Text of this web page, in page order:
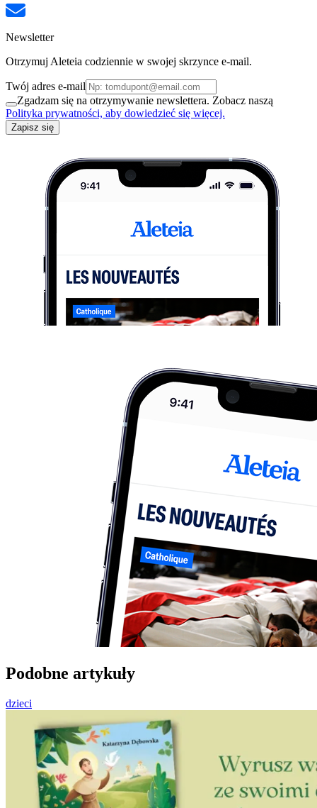
Newsletter
Otrzymuj Aleteia codziennie w swojej skrzynce e-mail.
Twój adres e-mail
Zgadzam się na otrzymywanie newslettera. Zobacz naszą
Polityka prywatności, aby dowiedzieć się więcej.
Zapisz się
Podobne artykuły
dzieci